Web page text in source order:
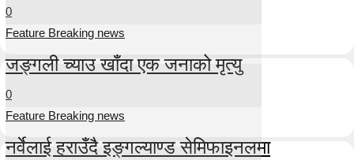
0
Feature Breaking news
जङ्गली च्याउ खाँदा एक जनाको मृत्यु
0
Feature Breaking news
नर्वेलाई हराउँदै इङ्गल्याण्ड सेमिफाइनलमा